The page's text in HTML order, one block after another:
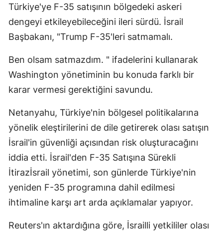
Türkiye'ye F-35 satışının bölgedeki askeri
dengeyi etkileyebileceğini ileri sürdü. İsrail
Başbakanı, "Trump F-35'leri satmamalı.
Ben olsam satmazdım. " ifadelerini kullanarak
Washington yönetiminin bu konuda farklı bir
karar vermesi gerektiğini savundu.
Netanyahu, Türkiye'nin bölgesel politikalarına
yönelik eleştirilerini de dile getirerek olası satışın
İsrail'in güvenliği açısından risk oluşturacağını
iddia etti. İsrail'den F-35 Satışına Sürekli
İtirazİsrail yönetimi, son günlerde Türkiye'nin
yeniden F-35 programına dahil edilmesi
ihtimaline karşı art arda açıklamalar yapıyor.
Reuters'ın aktardığına göre, İsrailli yetkililer olası